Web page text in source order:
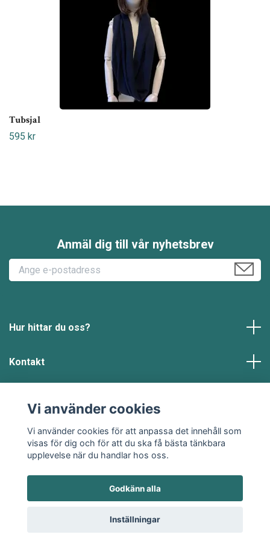
Tubsjal
595 kr
Anmäl dig till vår nyhetsbrev
Hur hittar du oss?
Kontakt
Sociala medier
© 2026 Klädje
Vi använder cookies
Vi använder cookies för att anpassa det innehåll som
visas för dig och för att du ska få bästa tänkbara
upplevelse när du handlar hos oss.
Godkänn alla
Inställningar